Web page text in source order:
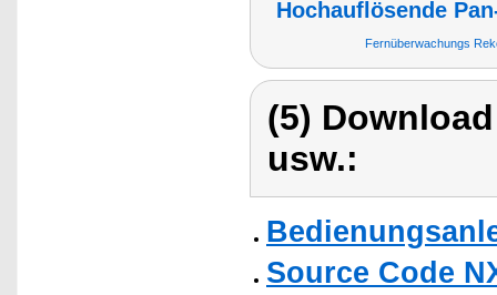
Hochauflösende
Fernüberwachungs
(5)
usw.:
Source Code